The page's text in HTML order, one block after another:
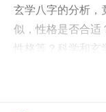
玄学八字的分析，
似，性格是否合适
性格等？科学和
治疗疾病上的不